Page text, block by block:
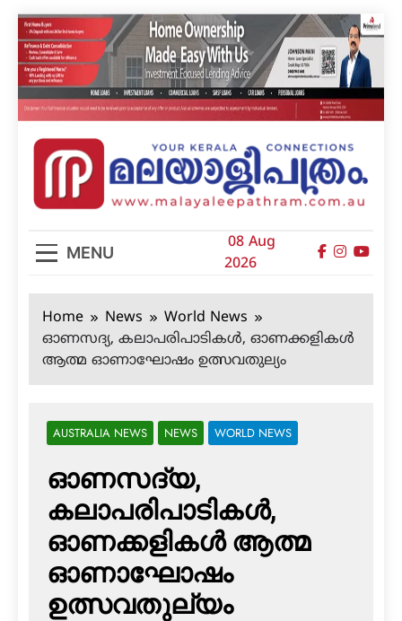
Skip
to
content
മലയാളിപത്രം
MENU
08 Aug
2026
Home News
World News
ഓണസദ്യ, കലാപരിപാടികള്‍, ഓണക്കളികള്‍
ആത്മ ഓണാഘോഷം ഉത്സവതുല്യം
AUSTRALIA NEWS NEWS WORLD NEWS
ഓണസദ്യ,
കലാപരിപാടികള്‍,
ഓണക്കളികള്‍ ആത്മ
ഓണാഘോഷം
ഉത്സവതുല്യം